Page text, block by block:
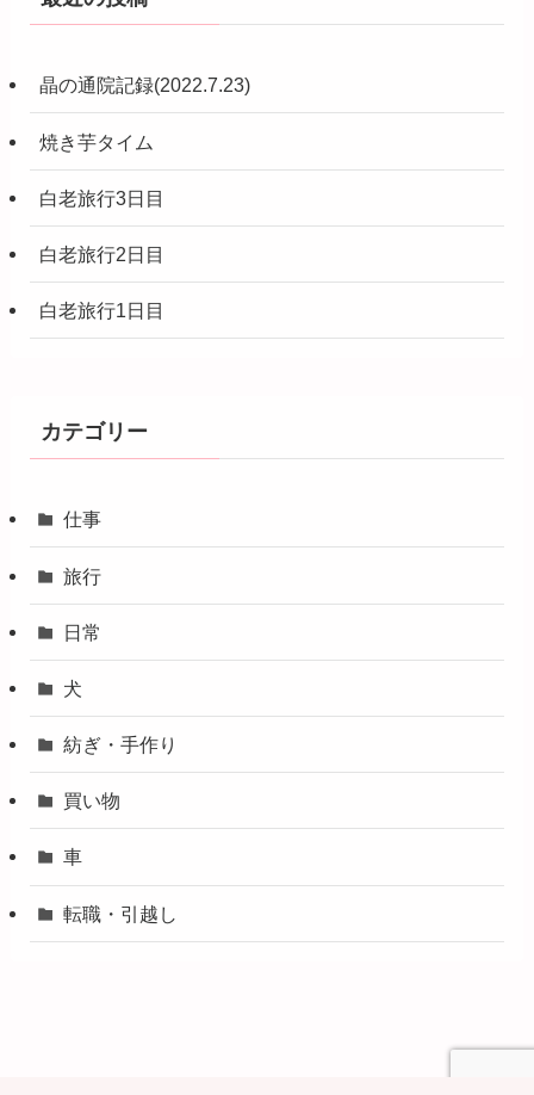
晶の通院記録(2022.7.23)
焼き芋タイム
白老旅行3日目
白老旅行2日目
白老旅行1日目
カテゴリー
仕事
旅行
日常
犬
紡ぎ・手作り
買い物
車
転職・引越し